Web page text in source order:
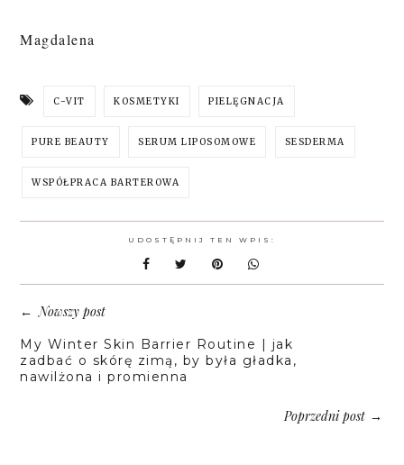
Magdalena
C-VIT KOSMETYKI PIELĘGNACJA
PURE BEAUTY SERUM LIPOSOMOWE SESDERMA
WSPÓŁPRACA BARTEROWA
UDOSTĘPNIJ TEN WPIS:
←Nowszy post
My Winter Skin Barrier Routine | jak
zadbać o skórę zimą, by była gładka,
nawilżona i promienna
Poprzedni post→